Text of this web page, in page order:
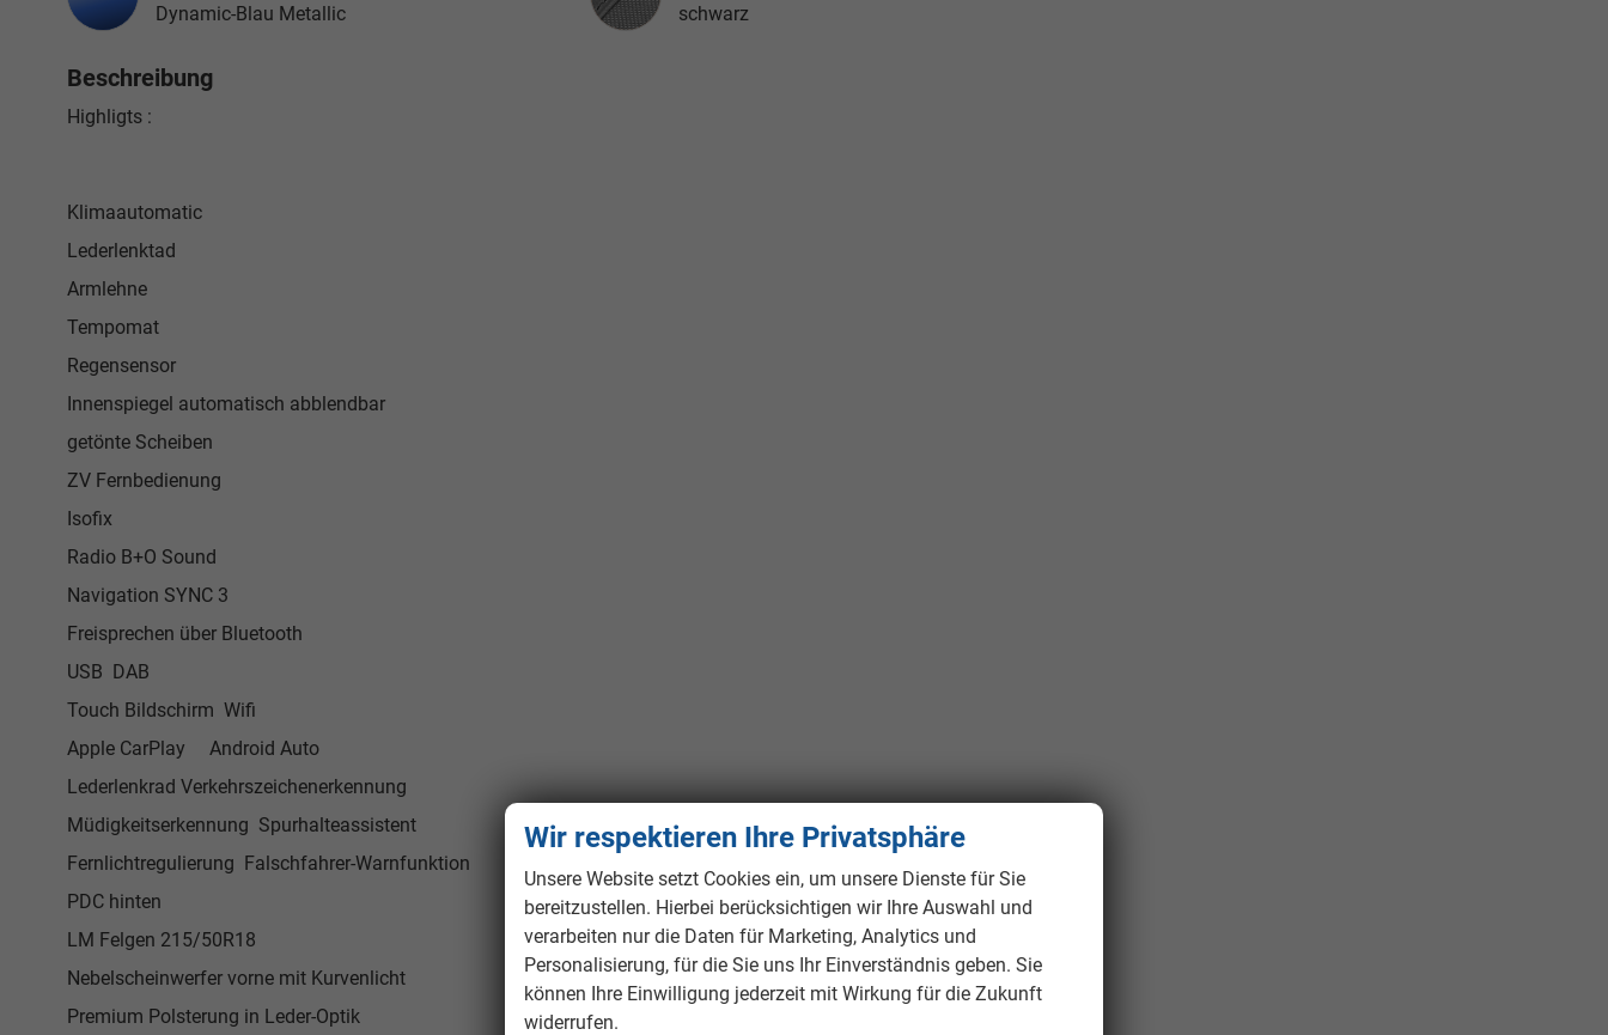
Dynamic-Blau Metallic
schwarz
Beschreibung
Highligts :
Klimaautomatic
Lederlenktad
Armlehne
Tempomat
Regensensor
Innenspiegel automatisch abblendbar
getönte Scheiben
ZV Fernbedienung
Isofix
Radio B+O Sound
Navigation SYNC 3
Freisprechen über Bluetooth
USB DAB
Touch Bildschirm Wifi
Apple CarPlay Android Auto
Lederlenkrad Verkehrszeichenerkennung
Müdigkeitserkennung Spurhalteassistent
Fernlichtregulierung Falschfahrer-Warnfunktion
PDC hinten
LM Felgen 215/50R18
Nebelscheinwerfer vorne mit Kurvenlicht
Premium Polsterung in Leder-Optik
Wir respektieren Ihre Privatsphäre
Unsere Website setzt Cookies ein, um unsere Dienste für Sie
bereitzustellen. Hierbei berücksichtigen wir Ihre Auswahl und
verarbeiten nur die Daten für Marketing, Analytics und
Personalisierung, für die Sie uns Ihr Einverständnis geben. Sie
können Ihre Einwilligung jederzeit mit Wirkung für die Zukunft
widerrufen.